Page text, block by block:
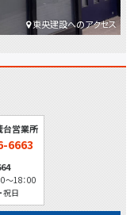
東央建設へのアクセス
営業所
6663
～18：00
祝日